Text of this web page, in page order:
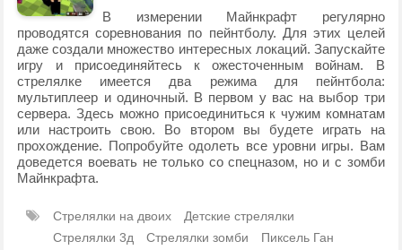
В измерении Майнкрафт регулярно
проводятся соревнования по пейнтболу. Для этих целей
даже создали множество интересных локаций. Запускайте
игру и присоединяйтесь к ожесточенным войнам. В
стрелялке имеется два режима для пейнтбола:
мультиплеер и одиночный. В первом у вас на выбор три
сервера. Здесь можно присоединиться к чужим комнатам
или настроить свою. Во втором вы будете играть на
прохождение. Попробуйте одолеть все уровни игры. Вам
доведется воевать не только со спецназом, но и с зомби
Майнкрафта.
Стрелялки на двоих
Детские стрелялки
Стрелялки 3д
Стрелялки зомби
Пиксель Ган